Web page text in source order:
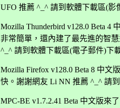
UFO 推薦 ^_^ 請到軟體下載區(影
Mozilla Thunderbird v128.0 Beta
非常簡單，還內建了最先進的智
^_^ 請到軟體下載區(電子郵件)下
Mozilla Firefox v128.0 Beta 8 中
快。謝謝網友 Li NN 推薦 ^_^ 請
MPC-BE v1.7.2.41 Beta 中文版來